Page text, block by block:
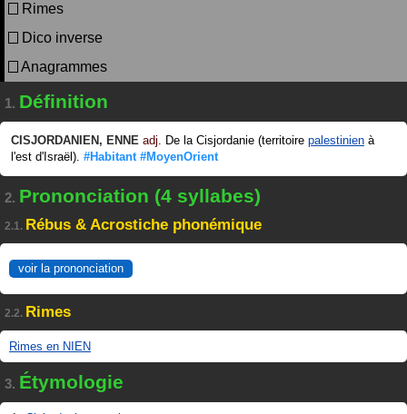
Rimes
Dico inverse
Anagrammes
1. Définition
CISJORDANIEN , ENNE adj. De la Cisjordanie (territoire palestinien à
l'est d'Israël). #Habitant #MoyenOrient
2. Prononciation (4 syllabes)
2.1. Rébus & Acrostiche phonémique
voir la prononciation
2.2. Rimes
Rimes en NIEN
3. Étymologie